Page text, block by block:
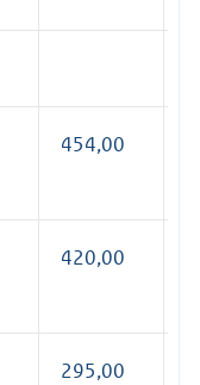
454,00
420,00
295,00